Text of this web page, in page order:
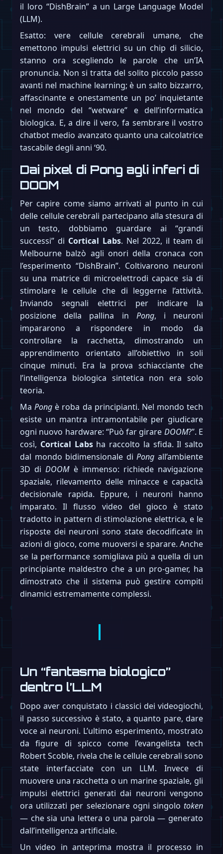
il loro “DishBrain” a un Large Language Model
(LLM).
Esatto: vere cellule cerebrali umane, che
emettono impulsi elettrici su un chip di silicio,
stanno ora scegliendo le parole che un’IA
pronuncia. Non si tratta del solito piccolo passo
avanti nel machine learning; è un salto bizzarro,
affascinante e onestamente un po’ inquietante
nel mondo del “wetware” e dell’informatica
biologica. E, a dire il vero, fa sembrare il vostro
chatbot medio avanzato quanto una calcolatrice
tascabile degli anni ‘90.
Dai pixel di Pong agli inferi di
DOOM
Per capire come siamo arrivati al punto in cui
delle cellule cerebrali partecipano alla stesura di
un testo, dobbiamo guardare ai “grandi
successi” di Cortical Labs. Nel 2022, il team di
Melbourne balzò agli onori della cronaca con
l’esperimento “DishBrain”. Coltivarono neuroni
su una matrice di microelettrodi capace sia di
stimolare le cellule che di leggerne l’attività.
Inviando segnali elettrici per indicare la
posizione della pallina in Pong, i neuroni
impararono a rispondere in modo da
controllare la racchetta, dimostrando un
apprendimento orientato all’obiettivo in soli
cinque minuti. Era la prova schiacciante che
l’intelligenza biologica sintetica non era solo
teoria.
MaPong è roba da principianti. Nel mondo tech
esiste un mantra intramontabile per giudicare
ogni nuovo hardware: “Può far girare DOOM?”. E
così, Cortical Labsha raccolto la sfida. Il salto
dal mondo bidimensionale diPong all’ambiente
3D diDOOMè immenso: richiede navigazione
spaziale, rilevamento delle minacce e capacità
decisionale rapida. Eppure, i neuroni hanno
imparato. Il flusso video del gioco è stato
tradotto in pattern di stimolazione elettrica, e le
risposte dei neuroni sono state decodificate in
azioni di gioco, come muoversi e sparare. Anche
se la performance somigliava più a quella di un
principiante maldestro che a un pro-gamer, ha
dimostrato che il sistema può gestire compiti
dinamici estremamente complessi.
Un “fantasma biologico”
dentro l’LLM
Dopo aver conquistato i classici dei videogiochi,
il passo successivo è stato, a quanto pare, dare
voce ai neuroni. L’ultimo esperimento, mostrato
da figure di spicco come l’evangelista tech
Robert Scoble, rivela che le cellule cerebrali sono
state interfacciate con un LLM. Invece di
muovere una racchetta o un marine spaziale, gli
impulsi elettrici generati dai neuroni vengono
ora utilizzati per selezionare ogni singolo token
— che sia una lettera o una parola — generato
dall’intelligenza artificiale.
Un video in anteprima mostra il processo in